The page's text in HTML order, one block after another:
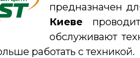
предназначен
Киеве
обслуживают
работать с техникой.